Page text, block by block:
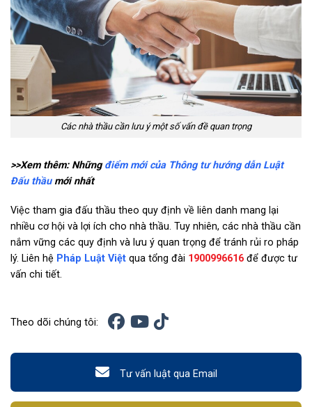
Các nhà thầu cần lưu ý một số vấn đề quan trọng
>>Xem thêm: Nhữngđiểm mới của Thông tư hướng dẫn Luật
Đấu thầumới nhất
Việc tham gia đấu thầu theo quy định về liên danh mang lại
nhiều cơ hội và lợi ích cho nhà thầu. Tuy nhiên, các nhà thầu cần
nắm vững các quy định và lưu ý quan trọng để tránh rủi ro pháp
lý. Liên hệ Pháp Luật Việt qua tổng đài 1900996616 để được tư
vấn chi tiết.
Theo dõi chúng tôi:
Tư vấn luật qua Email